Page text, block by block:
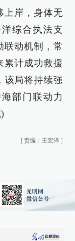
上岸，身体无
综合执法支
联动机制，常
累计成功救援
该局将持续强
部门联动力
[ 责编：王宏泽 ]